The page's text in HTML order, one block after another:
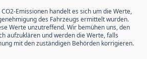
Emissionen handelt es sich um die Werte,
des Fahrzeugs ermittelt wurden.
Werte unzutreffend. Wir bemühen uns, den
aufzuklären und werden die Werte, falls
mit den zuständigen Behörden korrigieren.